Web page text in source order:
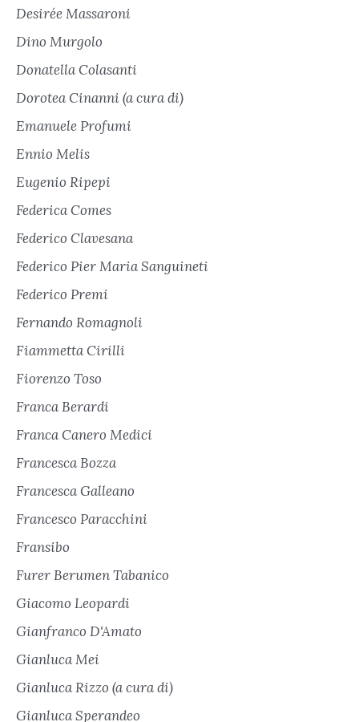
Desirée Massaroni
Dino Murgolo
Donatella Colasanti
Dorotea Cinanni (a cura di)
Emanuele Profumi
Ennio Melis
Eugenio Ripepi
Federica Comes
Federico Clavesana
Federico Pier Maria Sanguineti
Federico Premi
Fernando Romagnoli
Fiammetta Cirilli
Fiorenzo Toso
Franca Berardi
Franca Canero Medici
Francesca Bozza
Francesca Galleano
Francesco Paracchini
Fransibo
Furer Berumen Tabanico
Giacomo Leopardi
Gianfranco D'Amato
Gianluca Mei
Gianluca Rizzo (a cura di)
Gianluca Sperandeo